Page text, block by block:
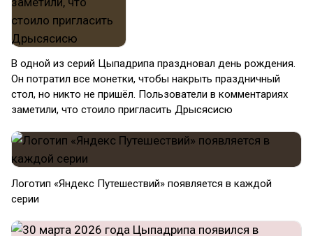
В одной из серий Цыпадрипа праздновал день рождения.
Он потратил все монетки, чтобы накрыть праздничный
стол, но никто не пришёл. Пользователи в комментариях
заметили, что стоило пригласить Дрысясисю
Логотип «Яндекс Путешествий» появляется в каждой
серии